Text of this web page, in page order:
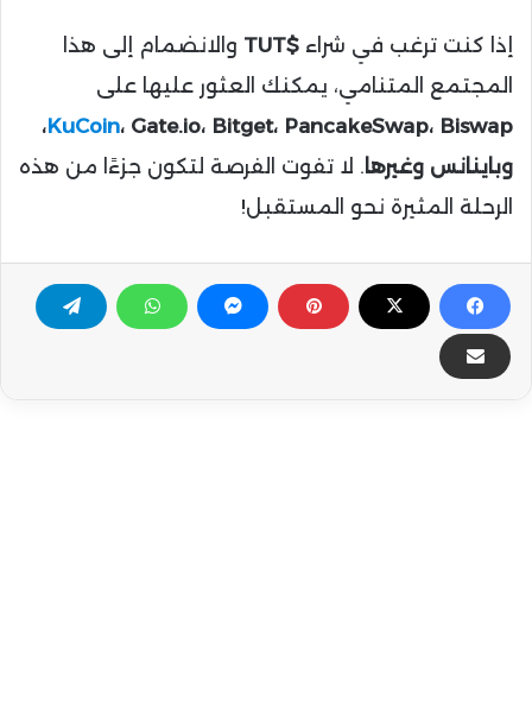
إذا كنت ترغب في شراء $TUT
والانضمام إلى هذا
المجتمع المتنامي، يمكنك العثور عليها على
KuCoin، Gate.io، Bitget، PancakeSwap، Biswap،
وباينانس وغيرها . لا تفوت الفرصة لتكون جزءًا من هذه
الرحلة المثيرة نحو المستقبل!